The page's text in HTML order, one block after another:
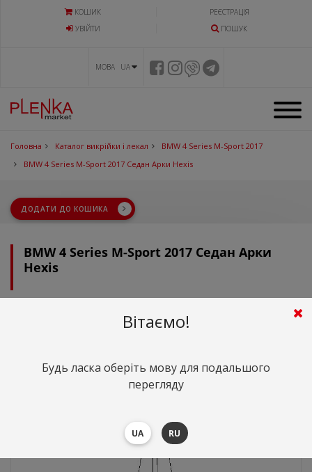
КОШИК
РЕЄСТРАЦІЯ
УВIЙТИ
ПОШУК
МОВА UA
Головна Каталог викрійки і лекал
BMW 4 Series M-Sport 2017
BMW 4 Series M-Sport 2017 Седан Арки Hexis
ДОДАТИ ДО КОШИКА
BMW 4 Series M-Sport 2017 Седан Арки
Hexis
грн.
Вітаємо!
Будь ласка оберіть мову для подальшого
перегляду
UA RU